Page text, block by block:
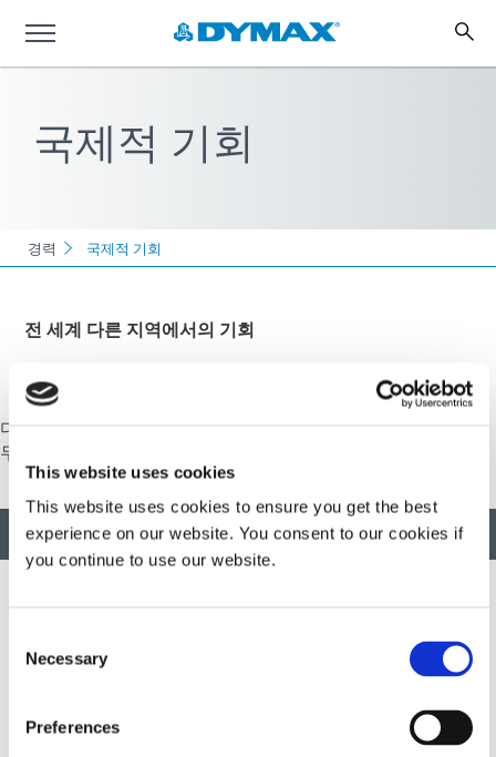
This website uses cookies
This website uses cookies to ensure you get the best
experience on our website. You consent to our cookies if
you continue to use our website.
Selection
Necessary
Preferences
국제적 기회
경력 국제적 기회
전 세계 다른 지역에서의 기회
다이맥스는 독일, 아일랜드, 싱가폴, 한국, 중국, 홍콩에 사무실을
두고 있습니다.
맨 위로 돌아가기
혁신적인 신속하고 광경화 가능한 소재, 분배 장비, UV/LED 광경
화 시스템을 개발하여 제조 효율성을 획기적으로 개선합니다.
그리고서